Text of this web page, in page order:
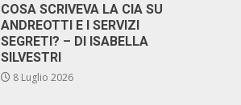
COSA SCRIVEVA LA CIA SU
ANDREOTTI E I SERVIZI
SEGRETI? – DI ISABELLA
SILVESTRI
8 Luglio 2026